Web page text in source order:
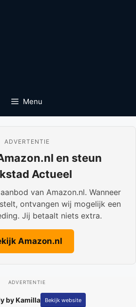
Menu
ADVERTENTIE
en steun
Actueel
van Amazon.nl. Wanneer
ontvangen wij mogelijk een
Jij betaalt niets extra.
Amazon.nl
ADVERTENTIE
by Kamilla Bekijk website